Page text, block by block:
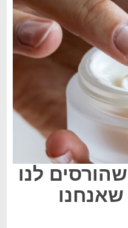
שהורסים לנו